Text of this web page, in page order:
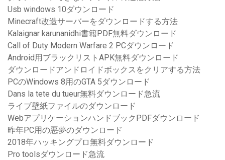
Usb windows 10ダウンロード
Minecraft改造サーバーをダウンロードする方法
Kalaignar karunanidhi書籍PDF無料ダウンロード
Call of Duty Modern Warfare 2 PCダウンロード
Android用ブラックリストAPK無料ダウンロード
ダウンロードアンドロイドボックスをクリアする方法
PCのWindows 8用のGTA 5ダウンロード
Dans la tete du tueur無料ダウンロード急流
ライブ壁紙ファイルのダウンロード
WebアプリケーションハンドブックPDFダウンロード
昨年PC用の悪夢のダウンロード
2018年ハッキングプロ無料ダウンロード
Pro toolsダウンロード急流